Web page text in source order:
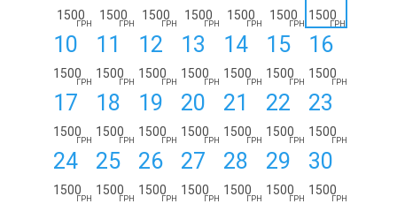
1500
ГРН
1500
ГРН
1500
ГРН
1500
ГРН
1500
ГРН
1500
ГРН
1500
ГРН
10
1500
ГРН
11
1500
ГРН
12
1500
ГРН
13
1500
ГРН
14
1500
ГРН
15
1500
ГРН
16
1500
ГРН
17
1500
ГРН
18
1500
ГРН
19
1500
ГРН
20
1500
ГРН
21
1500
ГРН
22
1500
ГРН
23
1500
ГРН
24
1500
ГРН
25
1500
ГРН
26
1500
ГРН
27
1500
ГРН
28
1500
ГРН
29
1500
ГРН
30
1500
ГРН